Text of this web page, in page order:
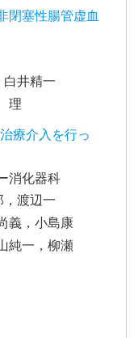
閉塞性腸管虚血
白井精一
理
療介入を行っ
消化器科
，渡辺一
義，小島康
純一，柳瀬